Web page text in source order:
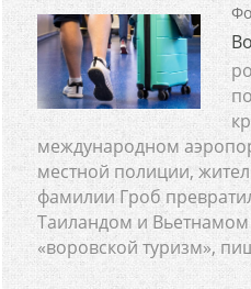
международном
местной полиции,
фамилии Гроб
Таиландом и
«воровской туризм»,